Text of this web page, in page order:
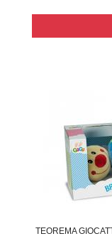
TEOREMA